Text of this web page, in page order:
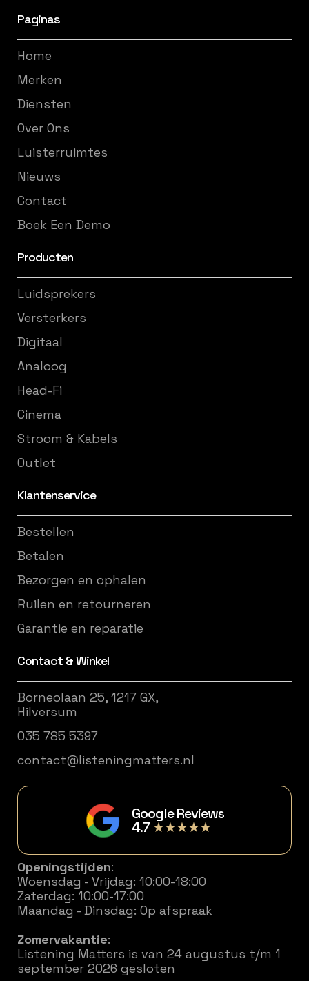
Paginas
Home
Merken
Diensten
Over Ons
Luisterruimtes
Nieuws
Contact
Boek Een Demo
Producten
Luidsprekers
Versterkers
Digitaal
Analoog
Head-Fi
Cinema
Stroom & Kabels
Outlet
Klantenservice
Bestellen
Betalen
Bezorgen en ophalen
Ruilen en retourneren
Garantie en reparatie
Contact & Winkel
Borneolaan 25, 1217 GX,
Hilversum
035 785 5397
contact@listeningmatters.nl
Google Reviews
4.7★★★★★
Openingstijden:
Woensdag - Vrijdag: 10:00-18:00
Zaterdag: 10:00-17:00
Maandag - Dinsdag: Op afspraak
Zomervakantie:
Listening Matters is van 24 augustus t/m 1
september 2026 gesloten